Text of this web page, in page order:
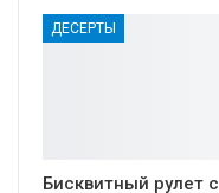
ДЕСЕРТЫ
Бисквитный рулет с